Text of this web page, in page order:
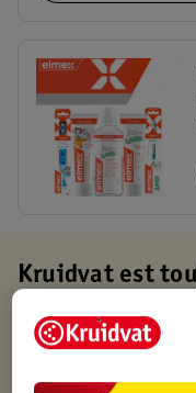
Kruidvat est
Retirez votre
toujours un magasin